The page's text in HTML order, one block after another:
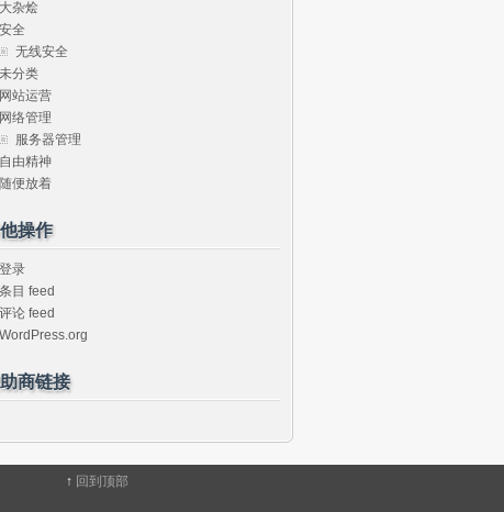
大杂烩
安全
无线安全
未分类
网站运营
网络管理
服务器管理
自由精神
随便放着
操作
登录
条目 feed
评论 feed
WordPress.org
商链接
↑ 回到顶部